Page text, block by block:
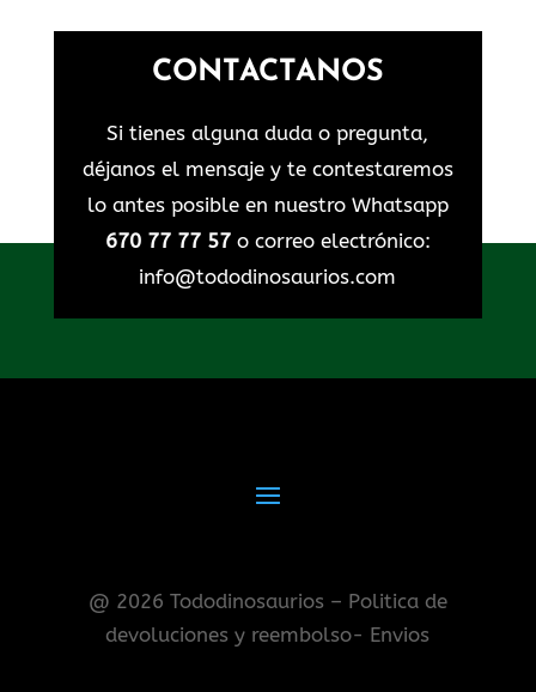
CONTACTANOS
Si tienes alguna duda o pregunta,
déjanos el mensaje y te contestaremos
lo antes posible en nuestro Whatsapp
670 77 77 57 o correo electrónico:
info@tododinosaurios.com
@ 2026 Tododinosaurios – Politica de
devoluciones y reembolso- Envios